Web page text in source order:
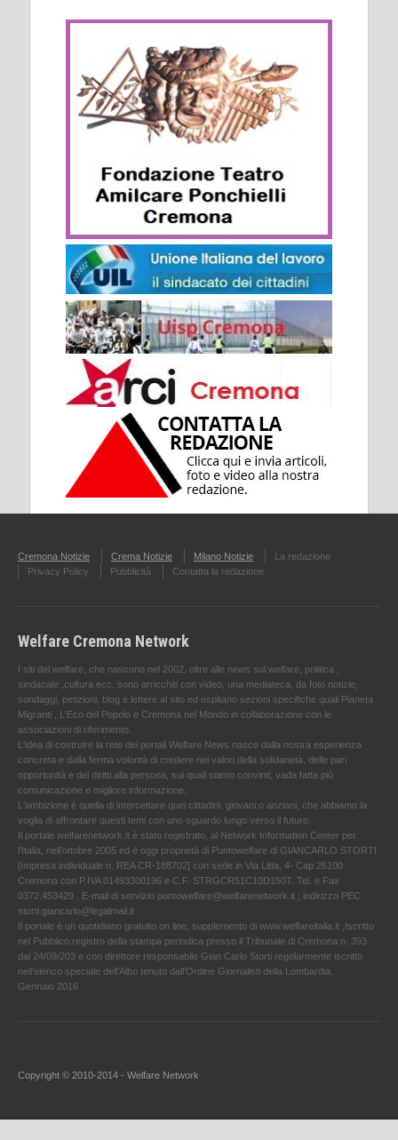
Cremona Notizie Crema Notizie Milano Notizie
La redazione
Privacy Policy
Pubblicità Contatta la redazione
Welfare Cremona Network
I siti del welfare, che nascono nel 2002, oltre alle news sul welfare, politica ,
sindacale ,cultura ecc. sono arricchiti con video, una mediateca, da foto notizie,
sondaggi, petizioni, blog e lettere al sito ed ospitano sezioni specifiche quali Pianeta
Migranti , L'Eco del Popolo e Cremona nel Mondo in collaborazione con le
associazioni di riferimento.
L'idea di costruire la rete dei portali Welfare News nasce dalla nostra esperienza
concreta e dalla ferma volontà di credere nei valori della solidarietà, delle pari
opportunità e dei diritti alla persona, sui quali siamo convinti, vada fatta più
comunicazione e migliore informazione.
L'ambizione è quella di intercettare quei cittadini, giovani o anziani, che abbiamo la
voglia di affrontare questi temi con uno sguardo lungo verso il futuro.
Il portale welfarenetwork.it è stato registrato, al Network Information Center per
l'Italia, nell’ottobre 2005 ed è oggi proprietà di Puntowelfare di GIANCARLO STORTI
[Impresa individuale n. REA CR-188702] con sede in Via Litta, 4- Cap 26100
Cremona con P.IVA 01493300196 e C.F. STRGCR51C10D150T. Tel. e Fax
0372.453429 . E-mail di servizio puntowelfare@welfarenetwork.it ; indirizzo PEC
storti.giancarlo@legalmail.it
Il portale è un quotidiano gratuito on line, supplemento di www.welfareitalia.it ,Iscritto
nel Pubblico registro della stampa periodica presso il Tribunale di Cremona n. 393
dal 24/09/203 e con direttore responsabile Gian Carlo Storti regolarmente iscritto
nell’elenco speciale dell’Albo tenuto dall’Ordine Giornalisti della Lombardia.
Gennaio 2016
Copyright © 2010-2014 - Welfare Network